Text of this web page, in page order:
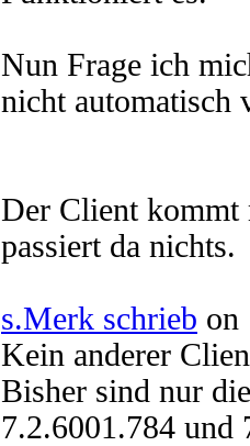
Nun Frage ich
nicht automatisch
Der Client kommt
passiert da nichts.
s.Merk schrieb on
Kein anderer
Bisher sind nur
7.2.6001.784 und